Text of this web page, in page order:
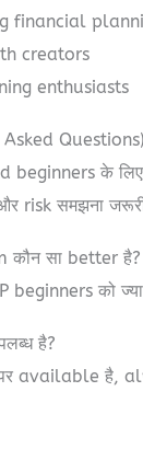
financial
creators
enthusiasts
Asked Questions)
beginners के
risk समझना
कौन सा better है?
beginners को
है?
available है,